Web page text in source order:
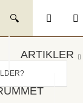
ARTIKLER